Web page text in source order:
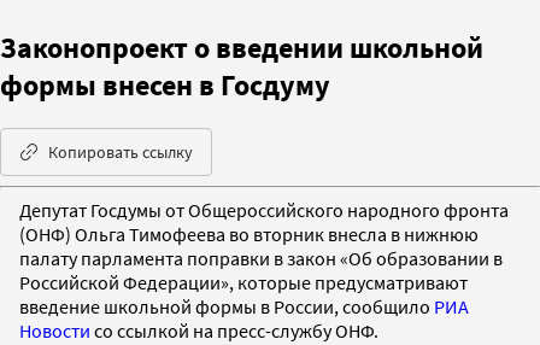
Законопроект о введении школьной
формы внесен в Госдуму
Копировать ссылку
Депутат Госдумы от Общероссийского народного фронта
(ОНФ) Ольга Тимофеева во вторник внесла в нижнюю
палату парламента поправки в закон «Об образовании в
Российской Федерации», которые предусматривают
введение школьной формы в России, сообщило РИА
Новости со ссылкой на пресс-службу ОНФ.